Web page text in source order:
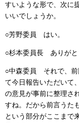
すいような形で、次に
いいでしょうか。
○芳野委員 はい。
○杉本委員長 ありがと
○中森委員 それで、前
て今日報告いただいて
の意見が事前に整理さ
すね。だから前言うた
という部分がここまで